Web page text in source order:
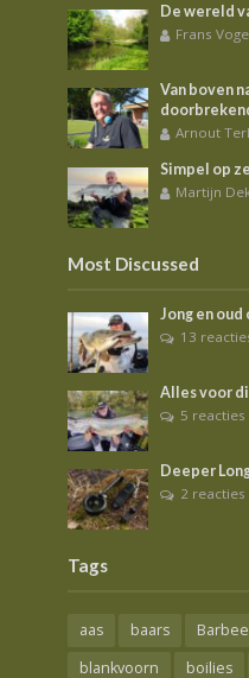
De wereld
Frans
Van boven
Arnout
Simpel op
Martijn
Most Discussed
Jong en
13
Alles voor
5 reacties
Deeper
2 reacties
Tags
aas baars
blankvoorn
boilies